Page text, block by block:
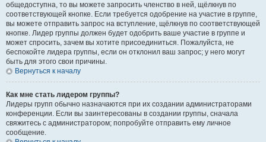
общедоступна, то вы можете запросить членство в ней, щёлкнув по
соответствующей кнопке. Если требуется одобрение на участие в группе,
вы можете отправить запрос на вступление, щёлкнув по соответствующей
кнопке. Лидер группы должен будет одобрить ваше участие в группе и
может спросить, зачем вы хотите присоединиться. Пожалуйста, не
беспокойте лидера группы, если он отклонил ваш запрос; у него могут
быть для этого свои причины.
Вернуться к началу
Как мне стать лидером группы?
Лидеры групп обычно назначаются при их создании администраторами
конференции. Если вы заинтересованы в создании группы, сначала
свяжитесь с администратором; попробуйте отправить ему личное
сообщение.